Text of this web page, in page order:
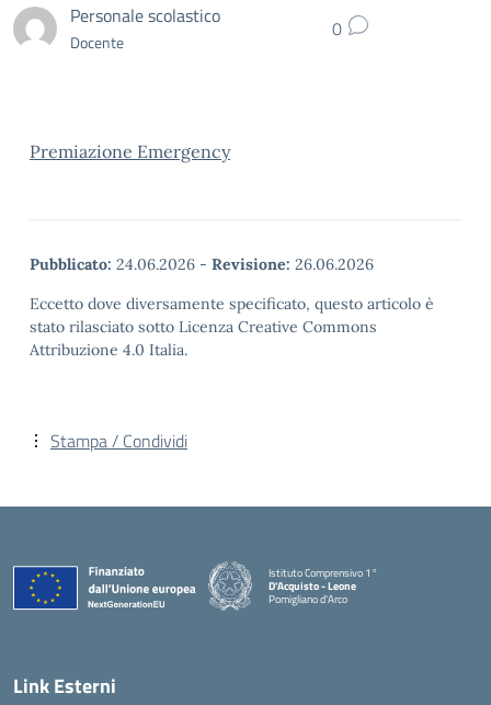
Personale scolastico
Docente 0
Premiazione Emergency
Pubblicato: 24.06.2026 - Revisione: 26.06.2026
Eccetto dove diversamente specificato, questo articolo è
stato rilasciato sotto Licenza Creative Commons
Attribuzione 4.0 Italia.
Stampa / Condividi
Istituto Comprensivo 1°
D'Acquisto - Leone
Pomigliano d'Arco
— Visita la pagina iniziale della scuola
Link Esterni